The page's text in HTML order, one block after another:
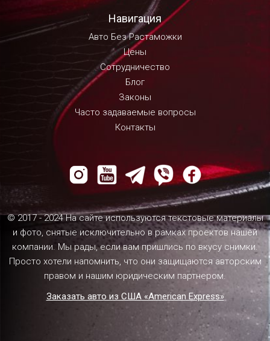
Навигация
Авто Без Растаможки
Цены
Сотрудничество
Блог
Законы
Часто задаваемые вопросы
Контакты
© 2017 - 2024 На сайте используются текстовые материалы
и фото, снятые исключительно в рамках проектов нашей
компании. Мы рады, если вам пришлись по вкусу снимки.
Просто хотели напомнить, что они защищаются авторским
правом и нашим юридическим партнером.
Заказать авто из США «American Express»